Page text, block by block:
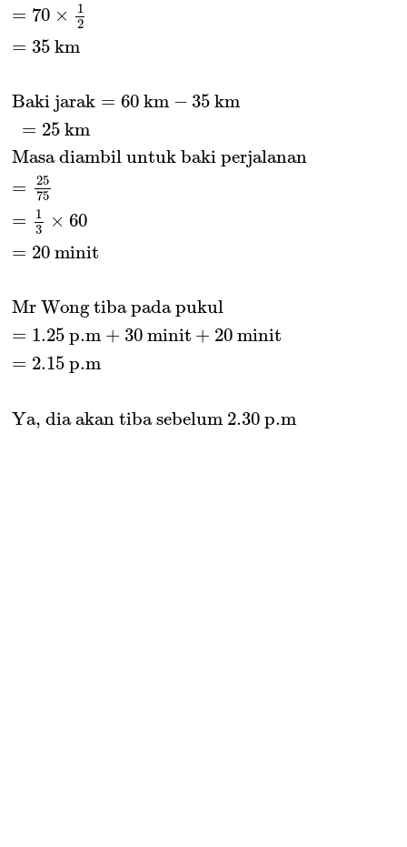
= 70 ×
1
2
= 35 km
Baki jarak = 60 km − 35 km
= 25 km
Masa diambil untuk baki perjalanan
=
25
75
=
1
3
× 60
= 20 minit
Mr Wong tiba pada pukul
= 1.25 p.m + 30 minit + 20 minit
= 2.15 p.m
Ya, dia akan tiba sebelum 2.30 p.m